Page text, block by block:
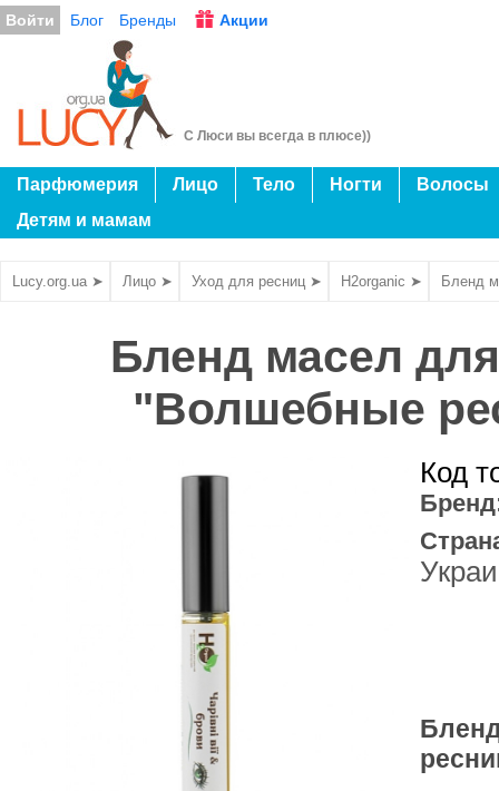
Войти Блог Бренды Акции
С Люси вы всегда в плюсе))
Парфюмерия Лицо Тело Ногти
Волосы
Детям и мамам
Lucy.org.ua ➤ Лицо ➤ Уход для ресниц ➤ H2organic ➤ Бленд
Бленд масел
"Волшебные
Код